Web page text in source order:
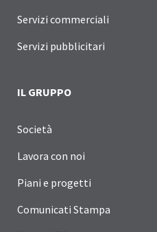
Servizi commerciali
Servizi pubblicitari
IL GRUPPO
Società
Lavora con noi
Piani e progetti
Comunicati Stampa